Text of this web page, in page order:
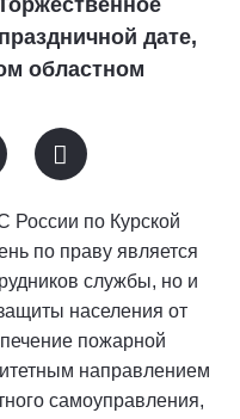
дате,
областном
России по Курской
по праву является
службы, но и
населения от
пожарной
направлением
самоуправления,